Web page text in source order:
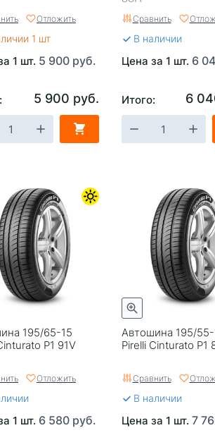
Отложить
1 шт
1 шт. 5 900 руб.
5 900 руб.
Сравнить
В наличии
Цена за 1 шт. 6
Итого: 6
195/65-15
P1 91V
Отложить
1 шт. 6 580 руб.
Автошина 195/55-
Pirelli Cinturato P1
Сравнить
В наличии
Цена за 1 шт. 7